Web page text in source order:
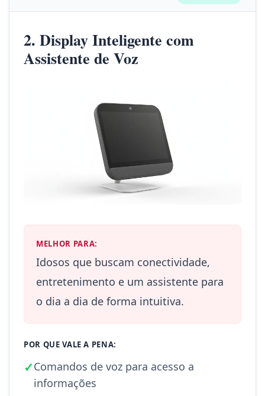
2. Display Inteligente com
Assistente de Voz
MELHOR PARA:
Idosos que buscam conectividade,
entretenimento e um assistente para
o dia a dia de forma intuitiva.
POR QUE VALE A PENA:
✓Comandos de voz para acesso a
informações